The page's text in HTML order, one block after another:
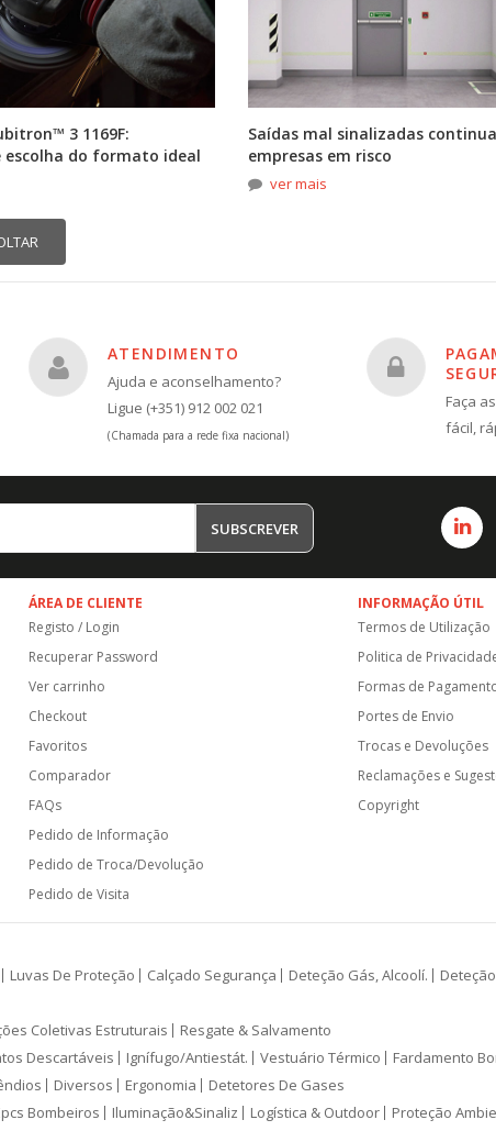
3 1169F:
escolha do formato ideal
Saídas mal sinalizadas
empresas em risco
ver mais
ATENDIMENTO
Ajuda e aconselhamento?
Ligue (+351) 912 002 021
(Chamada para a rede fixa nacional)
Faça
fácil,
SUBSCREVER
ÁREA DE CLIENTE
Registo / Login
Recuperar Password
Ver carrinho
Checkout
Favoritos
Comparador
FAQs
Pedido de Informação
Pedido de Troca/Devolução
Pedido de Visita
INFORMAÇÃO ÚTIL
Termos de Utilização
Politica de
Formas de
Portes de Envio
Trocas e Devoluções
Reclamações e
Copyright
Luvas De Proteção Calçado Segurança Deteção Gás, Alcoolí.
Coletivas Estruturais Resgate & Salvamento
Descartáveis Ignífugo/Antiestát. Vestuário Térmico Fardamento
Diversos Ergonomia Detetores De Gases
Bombeiros Iluminação&Sinaliz Logística & Outdoor
Proteção